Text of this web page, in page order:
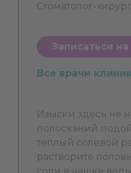
Стоматолог-
Записаться
Все врачи
Изыски здесь не
полосканий
теплый солевой
растворите